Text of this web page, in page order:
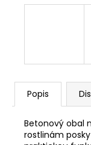
Popis
Betonový obal
rostlinám